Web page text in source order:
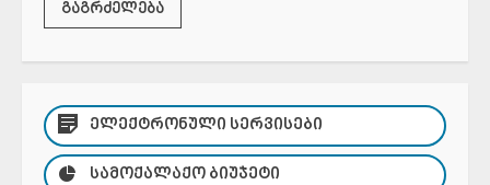
გაგრძელება
ᲔᲚᲔᲥᲢᲠᲝᲜᲣᲚᲘ ᲡᲔᲠᲕᲘᲡᲔᲑᲘ
ᲡᲐᲛᲝᲥᲐᲚᲐᲥᲝ ᲑᲘᲣᲯᲔᲢᲘ